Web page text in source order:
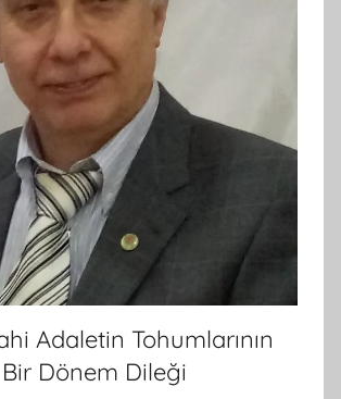
Adaletin Tohumlarının
Dönem Dileği